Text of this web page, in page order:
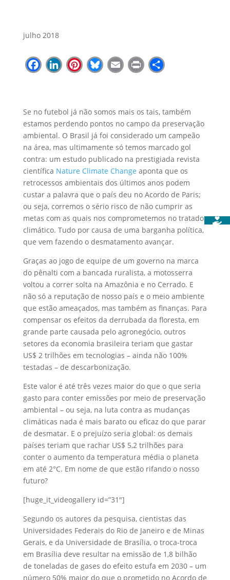
julho 2018
Facebook
LinkedIn
Pinterest
Bluesky
Email
PrintShare
Se no futebol já não somos mais os tais, também
estamos perdendo pontos no campo da preservação
ambiental. O Brasil já foi considerado um campeão
na área, mas ultimamente só temos marcado gol
contra: um estudo publicado na prestigiada revista
científica Nature Climate Change aponta que os
retrocessos ambientais dos últimos anos podem
custar a palavra que o país deu no Acordo de Paris;
ou seja, corremos o sério risco de não cumprir as
metas com as quais nos comprometemos no tratado
climático. Tudo por causa de uma barganha política,
que vem fazendo o desmatamento avançar.
Graças ao jogo de equipe de um governo na marca
do pênalti com a bancada ruralista, a motosserra
voltou a correr solta na Amazônia e no Cerrado. E
não só a reputação de nosso país e o meio ambiente
que estão ameaçados, mas também as finanças. Para
compensar os efeitos da derrubada da floresta, em
grande parte causada pelo agronegócio, outros
setores da economia brasileira teriam que gastar
US$ 2 trilhões em tecnologias – ainda não 100%
testadas – de descarbonização.
Este valor é até três vezes maior do que o que seria
gasto para conter emissões por meio de preservação
ambiental – ou seja, na luta contra as mudanças
climáticas nada é mais barato ou eficaz do que parar
de desmatar. E o prejuízo seria global: os demais
países teriam que rachar US$ 5,2 trilhões para
conter o aumento da temperatura média o planeta
em até 2°C. Em nome de que estão rifando o nosso
futuro?
[huge_it_videogallery id=”31″]
Segundo os autores da pesquisa, cientistas das
Universidades Federais do Rio de Janeiro e de Minas
Gerais, e da Universidade de Brasília, o troca-troca
em Brasília deve resultar na emissão de 1,8 bilhão
de toneladas de gases do efeito estufa em 2030 – um
número 50% maior do que o prometido no Acordo de